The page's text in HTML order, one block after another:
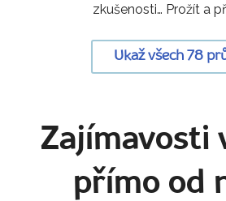
zkušenosti… Prožít a
Ukaž všech 78
Zajímavosti
přímo od